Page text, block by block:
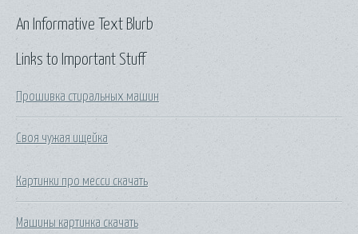
Links to Important Stuff
Прошивка стиральных машин
Своя чужая ищейка
Картинки про месси скачать
Машины картинка скачать
An Informative Text Blurb